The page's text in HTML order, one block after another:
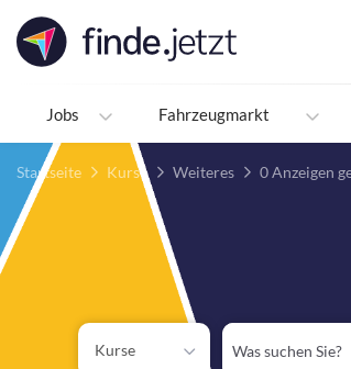
Accessibility
Modus
aktivieren
Navigation
Inhalt
Jobs Fahrzeugmarkt
Startseite Kurse Weiteres 0 Anzeigen
Kurse
Was
suchen